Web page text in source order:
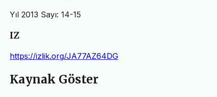
Yıl 2013 Sayı: 14-15
IZ
https://izlik.org/JA77AZ64DG
Kaynak Göster